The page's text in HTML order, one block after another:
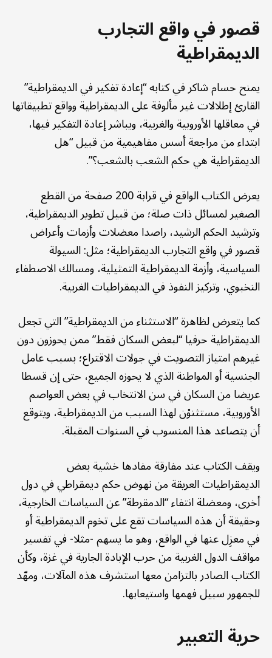
قصور في واقع التجارب
الديمقراطية
يمنح حسام شاكر في كتابه “إعادة تفكير في الديمقراطية”
القارئ إطلالات غير مألوفة على الديمقراطية وواقع تطبيقاتها
في معاقلها الأوروبية والغربية، ويباشر إعادة التفكير فيها،
ابتداء من مراجعة أسس مفاهيمية من قبيل “هل
الديمقراطية هي حكم الشعب بالشعب؟”.
يعرض الكتاب الواقع في قرابة 200 صفحة من القطع
الصغير لمسائل ذات صلة؛ من قبيل تطوير الديمقراطية،
وترشيد الحكم الرشيد، راصدا معضلات وأزمات وأعراض
قصور في واقع التجارب الديمقراطية؛ مثل: السيولة
السياسية، وأزمة الديمقراطية التمثيلية، ومسالك الاصطفاء
النخبوي، وتركيز النفوذ في الديمقراطيات الغربية.
كما يتعرض لظاهرة “الاستثناء من الديمقراطية” التي تجعل
الديمقراطية حرفيا “لبعض السكان فقط” ممن يحوزون دون
غيرهم امتياز التصويت في جولات الاقتراع؛ بسبب عامل
الجنسية أو المواطنة الذي لا يحوزه الجميع، حتى إن قسطا
عريضا من السكان في سن الانتخاب في بعض العواصم
الأوروبية، مستثنوْن لهذا السبب من الديمقراطية، ويتوقع
أن يتصاعد هذا المنسوب في السنوات المقبلة.
ويقف الكتاب عند مفارقة مفادها خشية بعض
الديمقراطيات العريقة من نهوض حكم ديمقراطي في دول
أخرى، ومعضلة انتفاء “الدمقرطة” عن السياسات الخارجية،
وحقيقة أن هذه السياسات تقع على تخوم الديمقراطية أو
في معزِل عنها في الواقع، وهو ما يسهم -مثلا- في تفسير
مواقف الدول الغربية من حرب الإبادة الجارية في غزة، وكأن
الكتاب الصادر بالتزامن معها استشرف هذه المآلات، ومهّد
للجمهور سبيل فهمها واستيعابها.
حرية التعبير